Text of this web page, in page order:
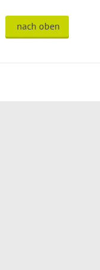
nach oben